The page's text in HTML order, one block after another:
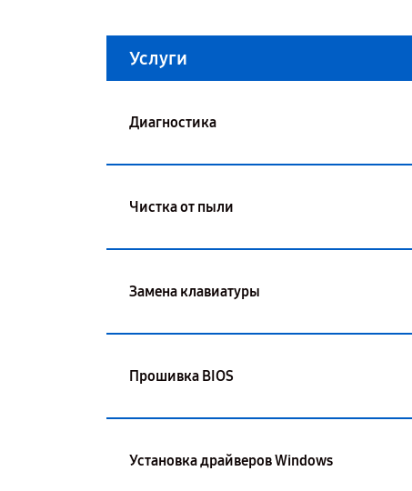
Услуги
Диагностика
Чистка от пыли
Замена клавиатуры
Прошивка BIOS
Установка драйверов Windows